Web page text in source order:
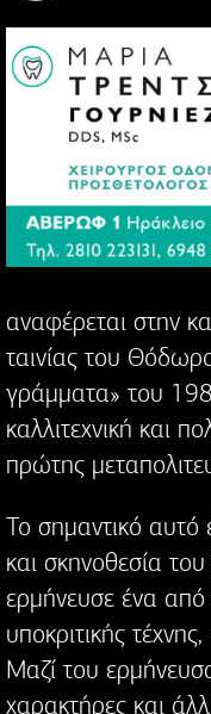
αναφέρεται στην
ταινίας του
γράμματα» του
καλλιτεχνική και
πρώτης
Το σημαντικό
και σκηνοθεσία
ερμήνευσε ένα από
υποκριτικής
Μαζί του
χαρακτήρες και